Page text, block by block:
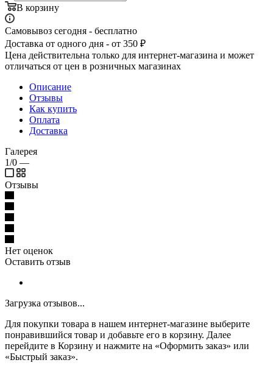
В корзину
Самовывоз сегодня - бесплатно
Доставка от одного дня - от 350 ₽
Цена действительна только для интернет-магазина и может
отличаться от цен в розничных магазинах
Описание
Отзывы
Как купить
Оплата
Доставка
Галерея
1/0 —
Отзывы
Нет оценок
Оставить отзыв
Загрузка отзывов...
Для покупки товара в нашем интернет-магазине выберите
понравившийся товар и добавьте его в корзину. Далее
перейдите в Корзину и нажмите на «Оформить заказ» или
«Быстрый заказ».